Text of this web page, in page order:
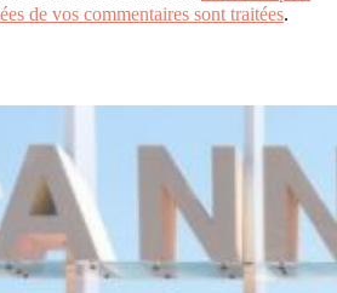
de vos commentaires sont traitées.